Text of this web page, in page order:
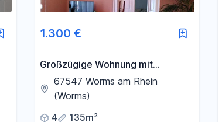
1.300 €
Großzügige Wohnung mit
Hinterhof-Terrasse in
Bahnhofsnähe
67547 Worms am Rhein
(Worms)
4
135m²